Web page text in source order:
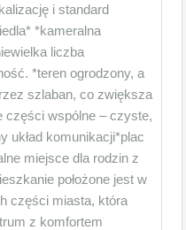
i standard
*kameralna
liczba
*teren ogrodzony, a
szlaban, co zwiększa
części wspólne – czyste,
układ komunikacji*plac
miejsce dla rodzin z
położone jest w
części miasta, która
z komfortem